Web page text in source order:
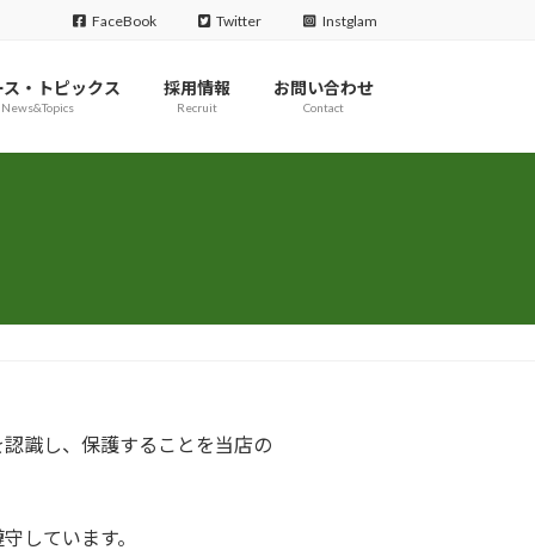
FaceBook Twitter Instglam
・トピックス
News&Topics
採用情報
Recruit
お問い合わせ
Contact
識し、保護することを当店の
しています。